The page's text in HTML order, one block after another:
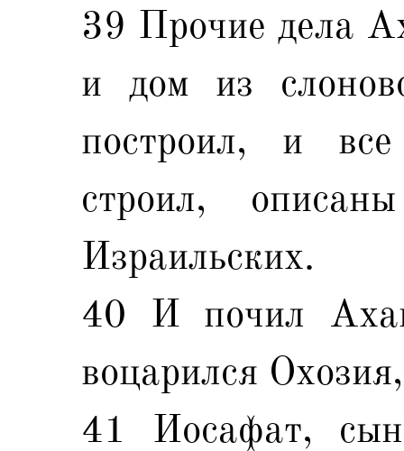
39 Прочие дела
и дом из
построил, и
строил,
Израильских.
40 И почил
воцарился
41 Иосафат,